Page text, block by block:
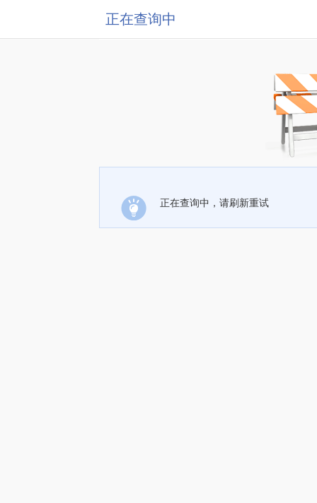
正在查询中
正在查询中，请刷新重试